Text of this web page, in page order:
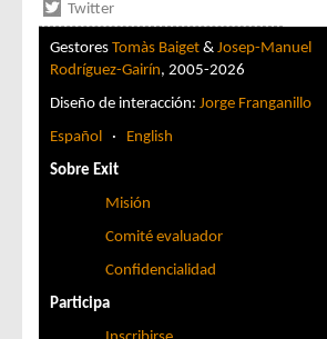
Twitter
Gestores Tomàs Baiget & Josep-Manuel
Rodríguez-Gairín, 2005-2026
Diseño de interacción: Jorge Franganillo
Español · English
Sobre Exit
Misión
Comité evaluador
Confidencialidad
Participa